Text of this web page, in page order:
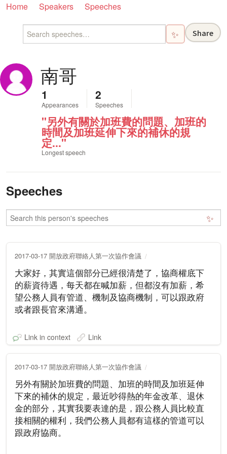
Home Speakers Speeches
✨ Share
南哥
1
Appearances
2
Speeches
"另外有關於加班費的問題、加班的
時間及加班延伸下來的補休的規
定..."
Longest speech
Speeches
✨
2017-03-17 開放政府聯絡人第一次協作會議
大家好，其實這個部分已經很清楚了，協商權底下
的薪資待遇，每天都在喊加薪，但都沒有加薪，希
望公務人員有管道、機制及協商機制，可以跟政府
或者跟長官來溝通。
Link in context Link
2017-03-17 開放政府聯絡人第一次協作會議
另外有關於加班費的問題、加班的時間及加班延伸
下來的補休的規定，最近吵得熱的年金改革、退休
金的部分，其實我要表達的是，跟公務人員比較直
接相關的權利，我們公務人員都有這樣的管道可以
跟政府協商。